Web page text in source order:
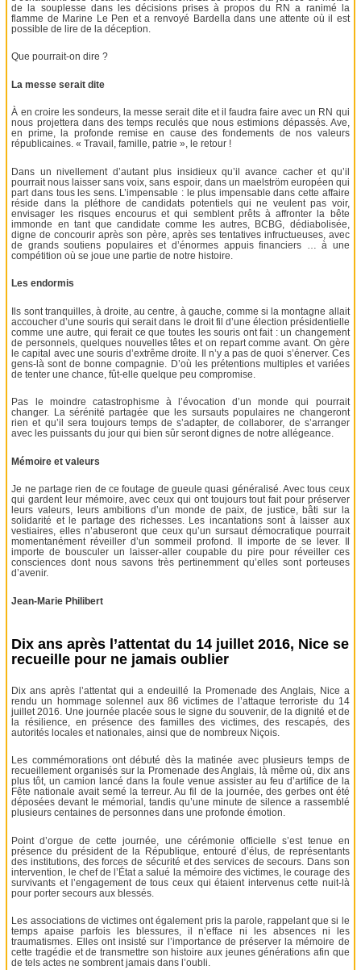
de la souplesse dans les décisions prises à propos du RN a ranimé la
flamme de Marine Le Pen et a renvoyé Bardella dans une attente où il est
possible de lire de la déception.
Que pourrait-on dire ?
La messe serait dite
À en croire les sondeurs, la messe serait dite et il faudra faire avec un RN qui
nous projettera dans des temps reculés que nous estimions dépassés. Ave,
en prime, la profonde remise en cause des fondements de nos valeurs
républicaines. « Travail, famille, patrie », le retour !
Dans un nivellement d’autant plus insidieux qu’il avance cacher et qu’il
pourrait nous laisser sans voix, sans espoir, dans un maelström européen qui
part dans tous les sens. L’impensable : le plus impensable dans cette affaire
réside dans la pléthore de candidats potentiels qui ne veulent pas voir,
envisager les risques encourus et qui semblent prêts à affronter la bête
immonde en tant que candidate comme les autres, BCBG, dédiabolisée,
digne de concourir après son père, après ses tentatives infructueuses, avec
de grands soutiens populaires et d’énormes appuis financiers … à une
compétition où se joue une partie de notre histoire.
Les endormis
Ils sont tranquilles, à droite, au centre, à gauche, comme si la montagne allait
accoucher d’une souris qui serait dans le droit fil d’une élection présidentielle
comme une autre, qui ferait ce que toutes les souris ont fait : un changement
de personnels, quelques nouvelles têtes et on repart comme avant. On gère
le capital avec une souris d’extrême droite. Il n’y a pas de quoi s’énerver. Ces
gens-là sont de bonne compagnie. D’où les prétentions multiples et variées
de tenter une chance, fût-elle quelque peu compromise.
Pas le moindre catastrophisme à l’évocation d’un monde qui pourrait
changer. La sérénité partagée que les sursauts populaires ne changeront
rien et qu’il sera toujours temps de s’adapter, de collaborer, de s’arranger
avec les puissants du jour qui bien sûr seront dignes de notre allégeance.
Mémoire et valeurs
Je ne partage rien de ce foutage de gueule quasi généralisé. Avec tous ceux
qui gardent leur mémoire, avec ceux qui ont toujours tout fait pour préserver
leurs valeurs, leurs ambitions d’un monde de paix, de justice, bâti sur la
solidarité et le partage des richesses. Les incantations sont à laisser aux
vestiaires, elles n’abuseront que ceux qu’un sursaut démocratique pourrait
momentanément réveiller d’un sommeil profond. Il importe de se lever. Il
importe de bousculer un laisser-aller coupable du pire pour réveiller ces
consciences dont nous savons très pertinemment qu’elles sont porteuses
d’avenir.
Jean-Marie Philibert
Dix ans après l’attentat du 14 juillet 2016, Nice se
recueille pour ne jamais oublier
Dix ans après l’attentat qui a endeuillé la Promenade des Anglais, Nice a
rendu un hommage solennel aux 86 victimes de l’attaque terroriste du 14
juillet 2016. Une journée placée sous le signe du souvenir, de la dignité et de
la résilience, en présence des familles des victimes, des rescapés, des
autorités locales et nationales, ainsi que de nombreux Niçois.
Les commémorations ont débuté dès la matinée avec plusieurs temps de
recueillement organisés sur la Promenade des Anglais, là même où, dix ans
plus tôt, un camion lancé dans la foule venue assister au feu d’artifice de la
Fête nationale avait semé la terreur. Au fil de la journée, des gerbes ont été
déposées devant le mémorial, tandis qu’une minute de silence a rassemblé
plusieurs centaines de personnes dans une profonde émotion.
Point d’orgue de cette journée, une cérémonie officielle s’est tenue en
présence du président de la République, entouré d’élus, de représentants
des institutions, des forces de sécurité et des services de secours. Dans son
intervention, le chef de l’État a salué la mémoire des victimes, le courage des
survivants et l’engagement de tous ceux qui étaient intervenus cette nuit-là
pour porter secours aux blessés.
Les associations de victimes ont également pris la parole, rappelant que si le
temps apaise parfois les blessures, il n’efface ni les absences ni les
traumatismes. Elles ont insisté sur l’importance de préserver la mémoire de
cette tragédie et de transmettre son histoire aux jeunes générations afin que
de tels actes ne sombrent jamais dans l’oubli.